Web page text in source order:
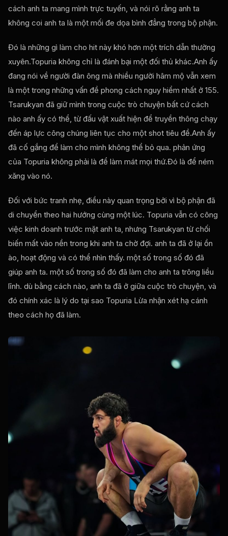
cách anh ta mang mình trực tuyến, và nói rõ rằng anh ta
không coi anh ta là một mối đe dọa bình đẳng trong bộ phận.
Đó là những gì làm cho hit này khó hơn một trích dẫn thường
xuyên.Topuria không chỉ là đánh bại một đối thủ khác.Anh ấy
đang nói về người đàn ông mà nhiều người hâm mộ vẫn xem
là một trong những vấn đề phong cách nguy hiểm nhất ở 155.
Tsarukyan đã giữ mình trong cuộc trò chuyện bất cứ cách
nào anh ấy có thể, từ đấu vật xuất hiện để truyền thông chạy
đến áp lực công chúng liên tục cho một shot tiêu đề.Anh ấy
đã cố gắng để làm cho mình không thể bỏ qua. phản ứng
của Topuria không phải là để làm mát mọi thứ.Đó là để ném
xăng vào nó.
Đối với bức tranh nhẹ, điều này quan trọng bởi vì bộ phận đã
di chuyển theo hai hướng cùng một lúc. Topuria vẫn có công
việc kinh doanh trước mặt anh ta, nhưng Tsarukyan từ chối
biến mất vào nền trong khi anh ta chờ đợi. anh ta đã ở lại ồn
ào, hoạt động và có thể nhìn thấy. một số trong số đó đã
giúp anh ta. một số trong số đó đã làm cho anh ta trông liều
lĩnh. dù bằng cách nào, anh ta đã ở giữa cuộc trò chuyện, và
đó chính xác là lý do tại sao Topuria Lừa nhận xét hạ cánh
theo cách họ đã làm.